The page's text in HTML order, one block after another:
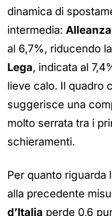
dinamica di
intermedia:
al 6,7%, riducendo
Lega, indicata al
lieve calo. Il quadro
suggerisce una
molto serrata tra i
schieramenti.
Per quanto riguarda
alla precedente
d’Italia perde 0,6